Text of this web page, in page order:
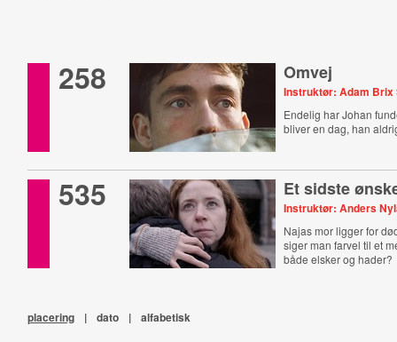
258 Omvej
Instruktør: Adam Brix
Endelig har Johan
bliver en dag, han
535 Et sidste
Instruktør: Anders
Najas mor ligger for
siger man farvel til et
både elsker og hader?
placering | dato | alfabetisk